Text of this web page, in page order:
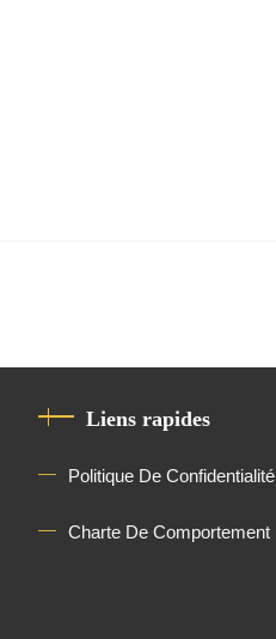
Liens rapides
Politique De Confidentialité
Charte De Comportement